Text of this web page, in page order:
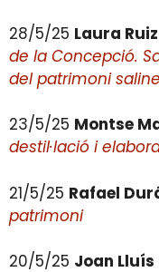
28/5/25 Laura Ruiz
de la Concepció.
del patrimoni
23/5/25 Montse
destil·lació i
21/5/25 Rafael
patrimoni
20/5/25 Joan